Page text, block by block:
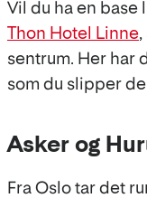
Vil du ha en base
Thon Hotel Linne
sentrum. Her har
som du slipper
Asker og
Fra Oslo tar det